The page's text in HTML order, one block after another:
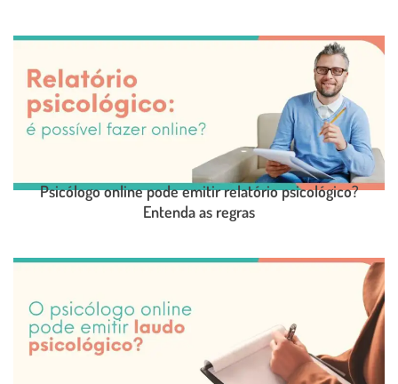
LEIA O POST COMPLETO
LEIA O POST COMPLETO
Psicólogo online pode emitir relatório psicológico?
Entenda as regras